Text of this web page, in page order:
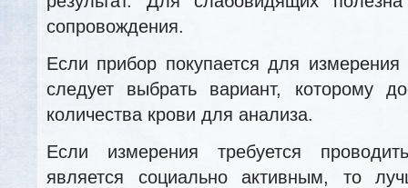
сопровождения.
Если прибор покупается для
следует выбрать вариант, которому
количества крови для анализа.
Если измерения требуется
является социально активным, то